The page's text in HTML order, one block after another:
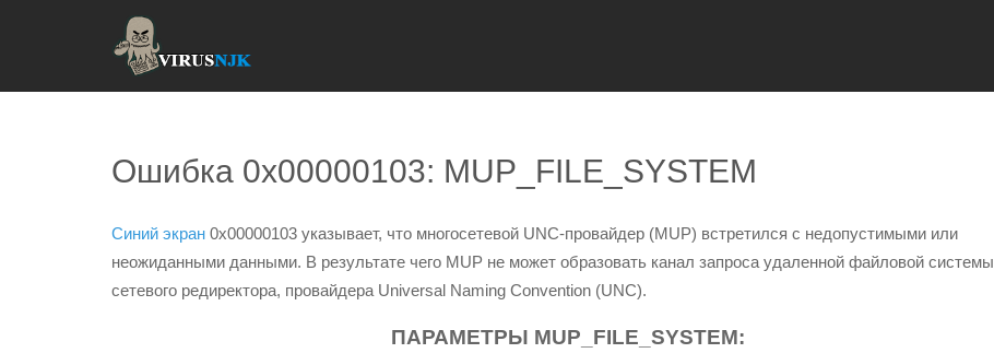
Ошибка 0x00000103: MUP_FILE_SYSTEM
Синий экран 0x00000103 указывает, что многосетевой UNC-провайдер (MUP) встретился с недопустимыми или
неожиданными данными. В результате чего MUP не может образовать канал запроса удаленной файловой системы
сетевого редиректора, провайдера Universal Naming Convention (UNC).
ПАРАМЕТРЫ MUP_FILE_SYSTEM: